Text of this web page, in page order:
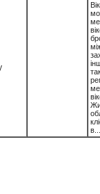
в...